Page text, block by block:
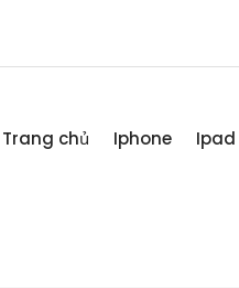
Trang chủ Iphone Ipad